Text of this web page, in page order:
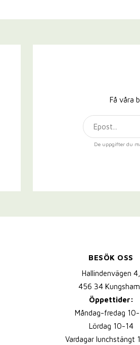
Få våra
De uppgifter du
BESÖK OSS
Hallindenvägen 4,
456 34
Öppettider:
Måndag-fredag
Lördag 10-14
Vardagar lunchstängt